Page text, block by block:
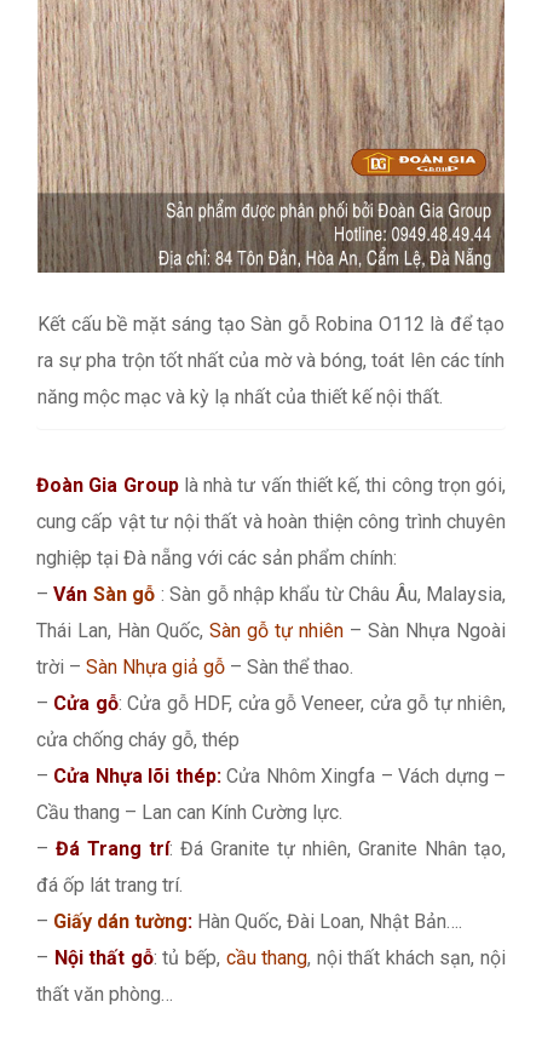
Kết cấu bề mặt sáng tạo Sàn gỗ Robina O112 là để tạo
ra sự pha trộn tốt nhất của mờ và bóng, toát lên các tính
năng mộc mạc và kỳ lạ nhất của thiết kế nội thất.
Đoàn Gia Grouplà nhà tư vấn thiết kế, thi công trọn gói,
cung cấp vật tư nội thất và hoàn thiện công trình chuyên
nghiệp tại Đà nẵng với các sản phẩm chính:
–Ván Sàn gỗ : Sàn gỗ nhập khẩu từ Châu Âu, Malaysia,
Thái Lan, Hàn Quốc, Sàn gỗ tự nhiên – Sàn Nhựa Ngoài
trời – Sàn Nhựa giả gỗ – Sàn thể thao.
– Cửa gỗ: Cửa gỗ HDF, cửa gỗ Veneer, cửa gỗ tự nhiên,
cửa chống cháy gỗ, thép
– Cửa Nhựa lõi thép:Cửa Nhôm Xingfa – Vách dựng –
Cầu thang – Lan can Kính Cường lực.
– Đá Trang trí: Đá Granite tự nhiên, Granite Nhân tạo,
đá ốp lát trang trí.
– Giấy dán tường: Hàn Quốc, Đài Loan, Nhật Bản….
– Nội thất gỗ: tủ bếp, cầu thang, nội thất khách sạn, nội
thất văn phòng…